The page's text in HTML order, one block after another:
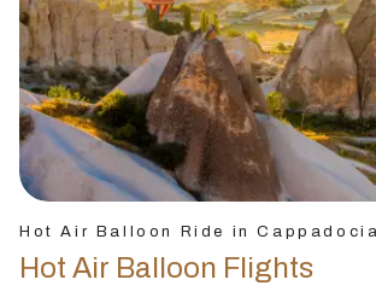
Hot Air Balloon Ride in
Hot Air Balloon Flights